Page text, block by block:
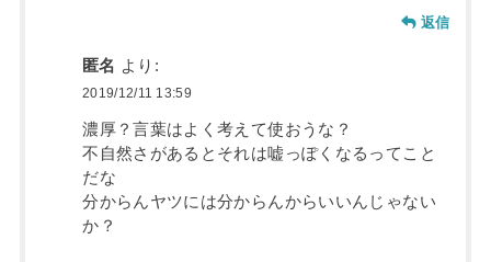
返信
匿名 より:
2019/12/11 13:59
濃厚？言葉はよく考えて使おうな？
不自然さがあるとそれは嘘っぽくなるってこと
だな
分からんヤツには分からんからいいんじゃない
か？